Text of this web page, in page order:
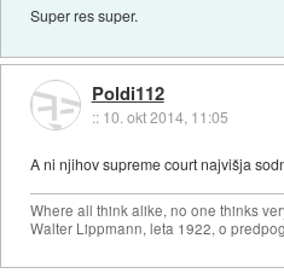
Super res super.
Poldi112
:: 10. okt 2014, 11:05
A ni njihov supreme court najvišja
Where all think alike, no one thinks
Walter Lippmann, leta 1922, o